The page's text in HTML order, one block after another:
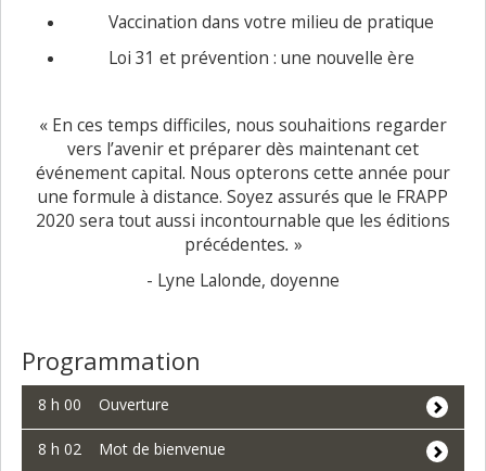
Vaccination dans votre milieu de pratique
Loi 31 et prévention : une nouvelle ère
« En ces temps difficiles, nous souhaitions regarder
vers l’avenir et préparer dès maintenant cet
événement capital. Nous opterons cette année pour
une formule à distance. Soyez assurés que le FRAPP
2020 sera tout aussi incontournable que les éditions
précédentes. »
- Lyne Lalonde, doyenne
Programmation
8 h 00 Ouverture
8 h 02 Mot de bienvenue